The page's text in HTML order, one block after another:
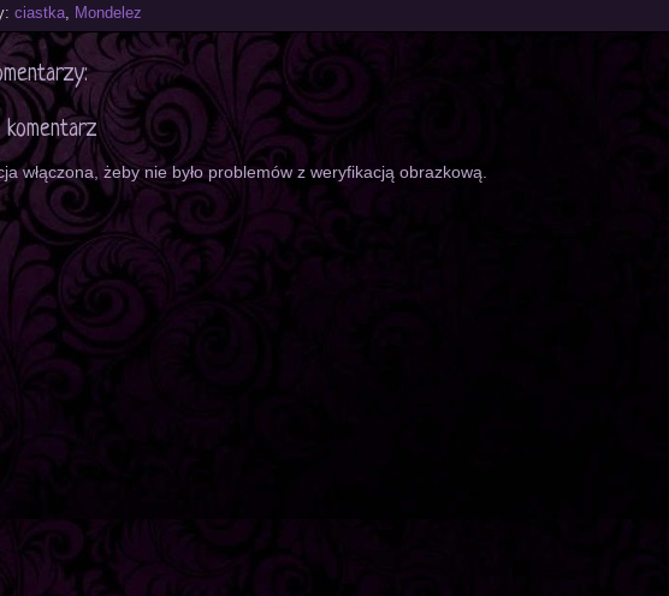
ciastka, Mondelez
włączona, żeby nie było problemów z weryfikacją obrazkową.